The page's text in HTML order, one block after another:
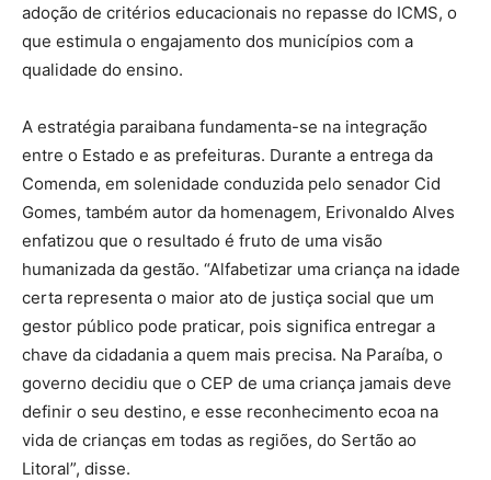
adoção de critérios educacionais no repasse do ICMS, o
que estimula o engajamento dos municípios com a
qualidade do ensino.
A estratégia paraibana fundamenta-se na integração
entre o Estado e as prefeituras. Durante a entrega da
Comenda, em solenidade conduzida pelo senador Cid
Gomes, também autor da homenagem, Erivonaldo Alves
enfatizou que o resultado é fruto de uma visão
humanizada da gestão. “Alfabetizar uma criança na idade
certa representa o maior ato de justiça social que um
gestor público pode praticar, pois significa entregar a
chave da cidadania a quem mais precisa. Na Paraíba, o
governo decidiu que o CEP de uma criança jamais deve
definir o seu destino, e esse reconhecimento ecoa na
vida de crianças em todas as regiões, do Sertão ao
Litoral”, disse.